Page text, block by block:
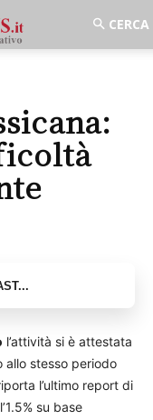
l’attività si è attestata
allo stesso periodo
l’ultimo report di
su base